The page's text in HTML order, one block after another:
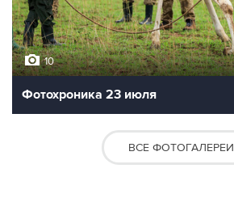
10
Фотохроника 23 июля
ВСЕ ФОТОГАЛЕРЕИ